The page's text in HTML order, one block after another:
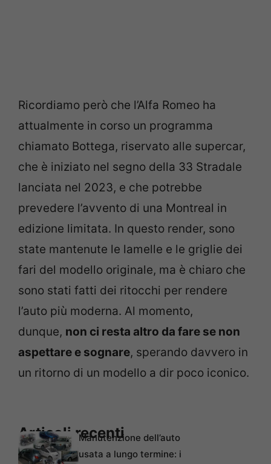
Ricordiamo però che l’Alfa Romeo ha
attualmente in corso un programma
chiamato Bottega, riservato alle supercar,
che è iniziato nel segno della 33 Stradale
lanciata nel 2023, e che potrebbe
prevedere l’avvento di una Montreal in
edizione limitata. In questo render, sono
state mantenute le lamelle e le griglie dei
fari del modello originale, ma è chiaro che
sono stati fatti dei ritocchi per rendere
l’auto più moderna. Al momento,
dunque, non ci resta altro da fare se non
aspettare e sognare, sperando davvero in
un ritorno di un modello a dir poco iconico.
Articoli recentiManutenzione dell’auto
usata a lungo termine: i